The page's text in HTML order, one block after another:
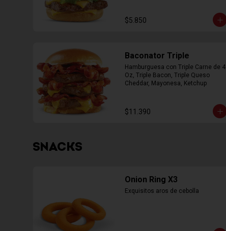
$5.850
Baconator Triple
Hamburguesa con Triple Carne de 4
Oz, Triple Bacon, Triple Queso
Cheddar, Mayonesa, Ketchup
$11.390
SNACKS
Onion Ring X3
Exquisitos aros de cebolla